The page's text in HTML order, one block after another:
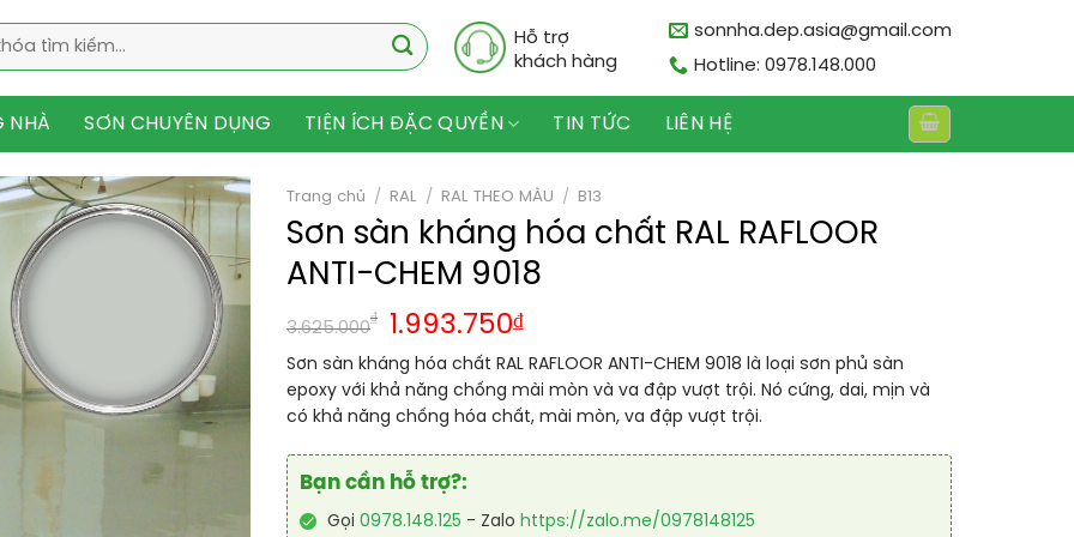
Hỗ trợ
khách hàng
sonnha.dep.asia@gmail.com
Hotline: 0978.148.000
NHÀ SƠN CHUYÊN DỤNG TIỆN ÍCH ĐẶC QUYỀN TIN TỨC LIÊN HỆ
Trang chủ / RAL / RAL THEO MÀU / B13
Sơn sàn kháng hóa chất RAL RAFLOOR
ANTI-CHEM 9018
3.625.000
₫ 1.993.750₫
Sơn sàn kháng hóa chất RAL RAFLOOR ANTI-CHEM 9018 là loại sơn phủ sàn
epoxy với khả năng chống mài mòn và va đập vượt trội. Nó cứng, dai, mịn và
có khả năng chống hóa chất, mài mòn, va đập vượt trội.
Bạn cần hỗ trợ?:
Gọi 0978.148.125 - Zalo https://zalo.me/0978148125